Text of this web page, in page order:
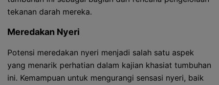
tekanan darah mereka.
Meredakan Nyeri
Potensi meredakan nyeri menjadi salah satu aspek
yang menarik perhatian dalam kajian khasiat tumbuhan
ini. Kemampuan untuk mengurangi sensasi nyeri, baik